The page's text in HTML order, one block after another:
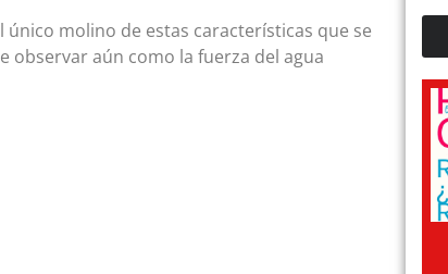
molino de estas características que se
observar aún como la fuerza del agua